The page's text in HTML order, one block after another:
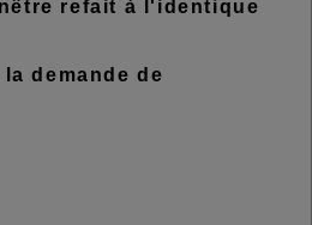
refait à l'identique
demande de